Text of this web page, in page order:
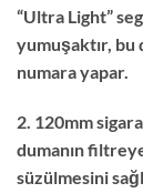
“Ultra Light”
yumuşaktır, bu
numara yapar.
2. 120mm
dumanın
süzülmesini